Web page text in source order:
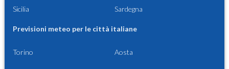
Sicilia Sardegna
Previsioni meteo per le città italiane
Torino Aosta